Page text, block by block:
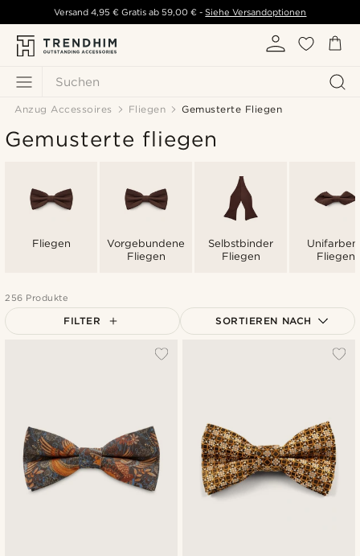
Suchen
Versand 4,95 € Gratis ab59,00 € - Siehe Versandoptionen
Anzug Accessoires Fliegen Gemusterte Fliegen
Gemusterte fliegen
Fliegen
Vorgebundene
Fliegen
Selbstbinder
Fliegen
Fliegen
256 Produkte
FILTER SORTIEREN NACH
Höchster Preis